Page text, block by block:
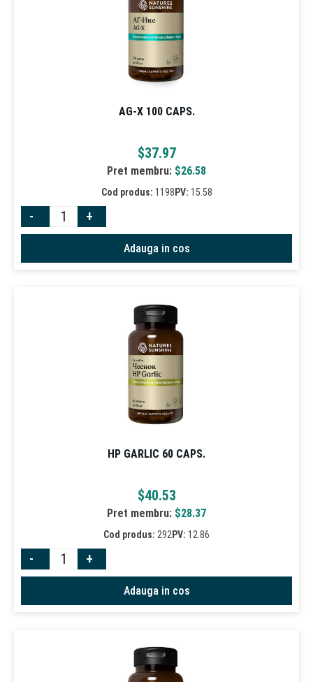
AG-X 100 CAPS.
$37.97
Pret membru: $26.58
Cod produs: 1198 PV: 15.58
- +
Adauga in cos
HP GARLIC 60 CAPS.
$40.53
Pret membru: $28.37
Cod produs: 292PV: 12.86
- +
Adauga in cos